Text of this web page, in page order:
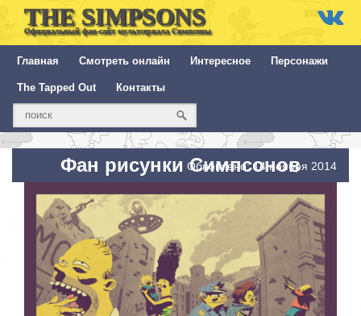
THE SIMPSONS
Официальный фан-сайт мультсериала Симпсоны
Главная Смотреть онлайн Интересное Персонажи
The Tapped Out Контакты
Фан рисунки Симпсонов
Обновлено: 14 ноября 2014